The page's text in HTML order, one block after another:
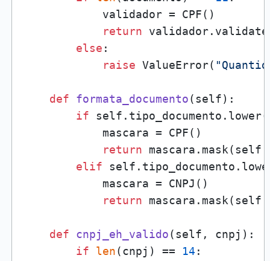
            validador = CPF()
return
else :
raise ValueError(
def formata_documento(self):
if
            mascara = CPF()
return
elif
            mascara = CNPJ()
return
def cnpj_eh_valido(self, cnpj ):
if
len(cnpj) == 14 :